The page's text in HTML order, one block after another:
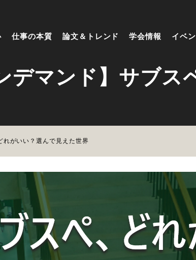
仕事の本質 論文＆トレンド 学会情報 イベ
デマンド】サブ
れがいい？選んで見えた世界